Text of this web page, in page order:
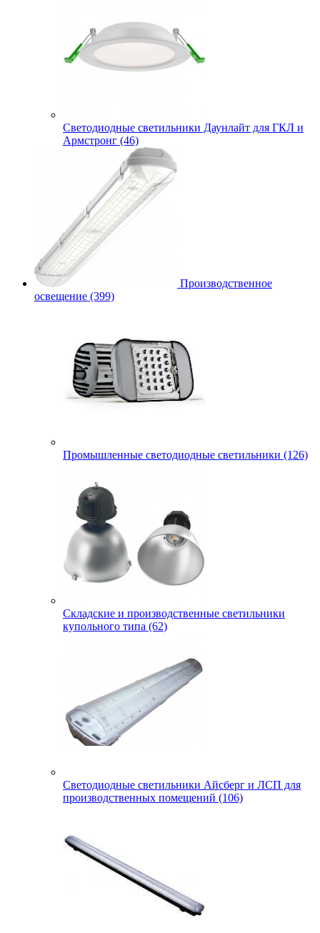
Cветодиодные светильники Даунлайт для ГКЛ и
Армстронг (46)
Производственное
освещение (399)
Промышленные светодиодные светильники (126)
Складские и производственные светильники
купольного типа (62)
Светодиодные светильники Айсберг и ЛСП для
производственных помещений (106)